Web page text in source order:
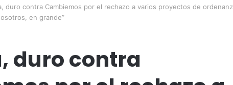
duro contra Cambiemos por el rechazo a varios proyectos de
en grande”
duro contra